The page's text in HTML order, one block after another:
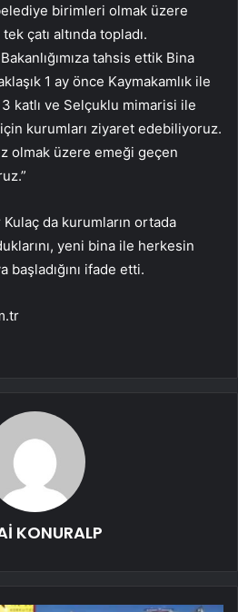
birimleri olmak üzere
çatı altında topladı.
tahsis ettik Bina
1 ay önce Kaymakamlık ile
3 katlı ve Selçuklu mimarisi ile
için kurumları ziyaret edebiliyoruz.
olmak üzere emeği geçen
da kurumların ortada
yeni bina ile herkesin
başladığını ifade etti.
KONURALP